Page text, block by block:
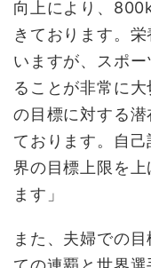
向上により、
きております。
いますが、スポ
ることが非常に
の目標に対する
ております。自
界の目標上限を
ます」
また、夫婦での